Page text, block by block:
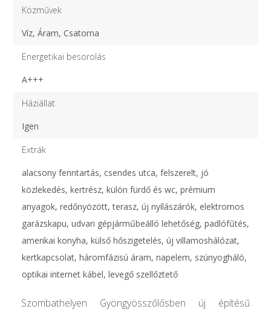
Közművek
Víz, Áram, Csatorna
Energetikai besorolás
A+++
Háziállat
Igen
Extrák
alacsony fenntartás, csendes utca, felszerelt, jó
közlekedés, kertrész, külön fürdő és wc, prémium
anyagok, redőnyözött, terasz, új nyílászárók, elektromos
garázskapu, udvari gépjárműbeálló lehetőség, padlófűtés,
amerikai konyha, külső hőszigetelés, új villamoshálózat,
kertkapcsolat, háromfázisú áram, napelem, szúnyogháló,
optikai internet kábel, levegő szellőztető
Szombathelyen Gyöngyösszőlősben új építésű